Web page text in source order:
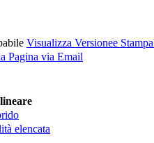
Visualizza Versionee
Pagina via Email
elencata